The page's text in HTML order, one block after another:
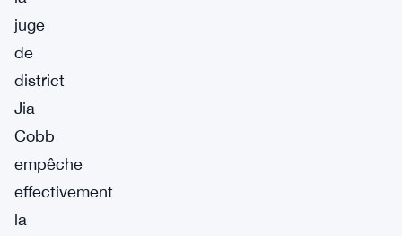
juge
de
district
Jia
Cobb
empêche
effectivement
la